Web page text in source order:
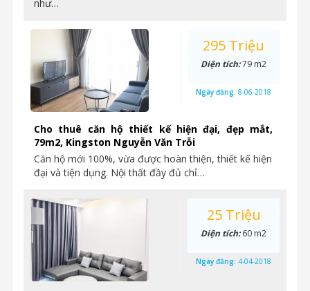
như…
Cho thuê căn hộ thiết kế hiện đại, đẹp mắt,
79m2, Kingston Nguyễn Văn Trỗi
Căn hộ mới 100%, vừa được hoàn thiện, thiết kế hiện
đại và tiện dụng. Nội thất đầy đủ chỉ…
295 Triệu
Diện tích:79 m2
Ngày đăng: 8-06-2018
25 Triệu
Diện tích:60 m2
Ngày đăng: 4-04-2018